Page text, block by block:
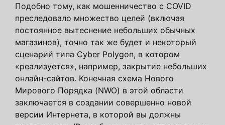
Подобно тому, как мошенничество с COVID
преследовало множество целей (включая
постоянное вытеснение небольших обычных
магазинов), точно так же будет и некоторый
сценарий типа Cyber ​​Polygon, в котором
«реализуется», например, закрытие небольших
онлайн-сайтов. Конечная схема Нового
Мирового Порядка (NWO) в этой области
заключается в создании совершенно новой
версии Интернета, в которой вы должны